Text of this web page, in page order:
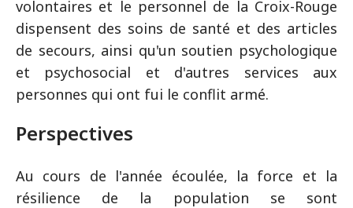
volontaires et le personnel de la Croix-Rouge
dispensent des soins de santé et des articles
de secours, ainsi qu'un soutien psychologique
et psychosocial et d'autres services aux
personnes qui ont fui le conflit armé.
Perspectives
Au cours de l'année écoulée, la force et la
résilience de la population se sont